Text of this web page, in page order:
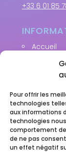
Pour offrir les
technologies
aux informations
technologies
comportement de
de ne pas
un effet négatif
+33 6 01 85
Accueil
Mon
Actu et
Prendre
ME